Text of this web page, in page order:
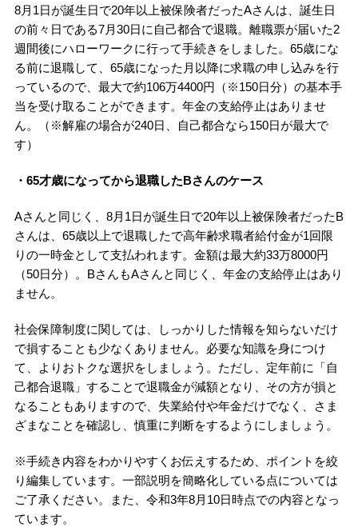
8月1日が誕生日で20年以上被保険者だったAさんは、誕生日
の前々日である7月30日に自己都合で退職。離職票が届いた2
週間後にハローワークに行って手続きをしました。65歳にな
る前に退職して、65歳になった月以降に求職の申し込みを行
っているので、最大で約106万4400円（※150日分）の基本手
当を受け取ることができます。年金の支給停止はありませ
ん。（※解雇の場合が240日、自己都合なら150日が最大で
す）
・65才歳になってから退職したBさんのケース
Aさんと同じく、8月1日が誕生日で20年以上被保険者だったB
さんは、65歳以上で退職したで高年齢求職者給付金が1回限
りの一時金として支払われます。金額は最大約33万8000円
（50日分）。BさんもAさんと同じく、年金の支給停止はあり
ません。
社会保障制度に関しては、しっかりした情報を知らないだけ
で損することも少なくありません。必要な知識を身につけ
て、よりおトクな選択をしましょう。ただし、定年前に「自
己都合退職」することで退職金が減額となり、その方が損と
なることもありますので、失業給付や年金だけでなく、さま
ざまなことを確認し、慎重に判断をするようにしましょう。
※手続き内容をわかりやすくお伝えするため、ポイントを絞
り編集しています。一部説明を簡略化している点については
ご了承ください。また、令和3年8月10日時点での内容となっ
ています。